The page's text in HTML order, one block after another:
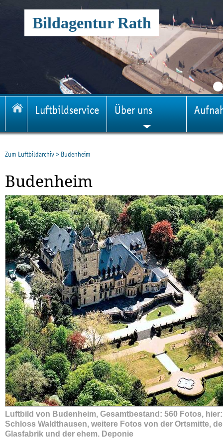
Bildagentur Rath
Luftbildservice Über uns
Zum Luftbildarchiv> Budenheim
Budenheim
Luftbild von Budenheim, Gesamtbestand: 560 Fotos, hier:
Schloss Waldthausen, weitere Fotos von der Ortsmitte,
Glasfabrik und der ehem. Deponie